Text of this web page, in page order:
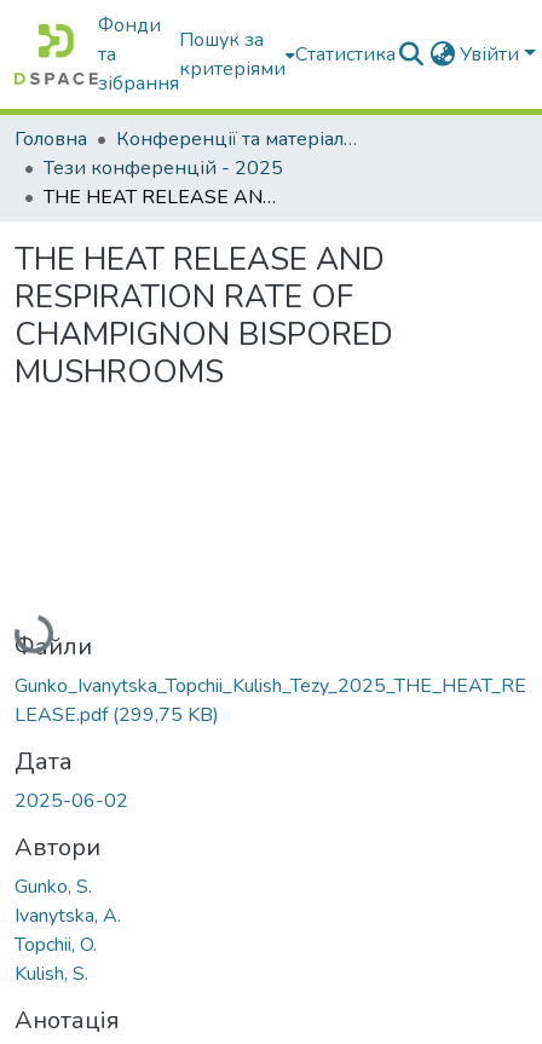
Фонди
та
зібрання
Пошук за
критеріями
Статистика Увійти
Головна
Конференції та матеріали конференцій
Тези конференцій - 2025
THE HEAT RELEASE AND RESPIRATION RATE OF CHAMPIGNON BISPORED MUSHROOMS
THE HEAT RELEASE AND
RESPIRATION RATE OF
CHAMPIGNON BISPORED
MUSHROOMS
Вантажиться...
Файли
Gunko_Ivanytska_Topchii_Kulish_Tezy_2025_THE_HEAT_RE
LEASE.pdf(299,75 KB)
Дата
2025-06-02
Автори
Gunko, S.
Ivanytska, A.
Topchii, O.
Kulish, S.
Анотація